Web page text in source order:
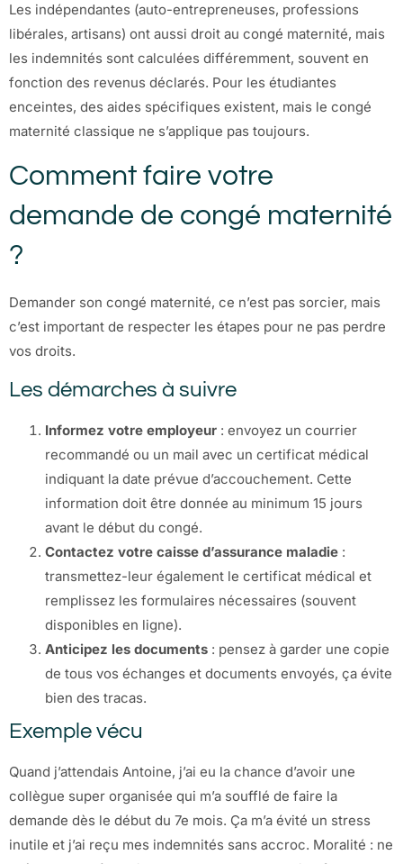
Les indépendantes (auto-entrepreneuses, professions
libérales, artisans) ont aussi droit au congé maternité, mais
les indemnités sont calculées différemment, souvent en
fonction des revenus déclarés. Pour les étudiantes
enceintes, des aides spécifiques existent, mais le congé
maternité classique ne s’applique pas toujours.
Comment faire votre
demande de congé maternité
?
Demander son congé maternité, ce n’est pas sorcier, mais
c’est important de respecter les étapes pour ne pas perdre
vos droits.
Les démarches à suivre
Informez votre employeur : envoyez un courrier
recommandé ou un mail avec un certificat médical
indiquant la date prévue d’accouchement. Cette
information doit être donnée au minimum 15 jours
avant le début du congé.
Contactez votre caisse d’assurance maladie :
transmettez-leur également le certificat médical et
remplissez les formulaires nécessaires (souvent
disponibles en ligne).
Anticipez les documents : pensez à garder une copie
de tous vos échanges et documents envoyés, ça évite
bien des tracas.
Exemple vécu
Quand j’attendais Antoine, j’ai eu la chance d’avoir une
collègue super organisée qui m’a soufflé de faire la
demande dès le début du 7e mois. Ça m’a évité un stress
inutile et j’ai reçu mes indemnités sans accroc. Moralité : ne